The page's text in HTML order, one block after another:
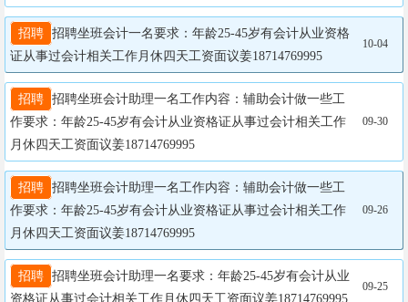
招聘 招聘坐班会计一名要求：年龄25-45岁有会计从业资格
证从事过会计相关工作月休四天工资面议姜18714769995
10-04
招聘 招聘坐班会计助理一名工作内容：辅助会计做一些工
作要求：年龄25-45岁有会计从业资格证从事过会计相关工作
月休四天工资面议姜18714769995
09-30
招聘 招聘坐班会计助理一名工作内容：辅助会计做一些工
作要求：年龄25-45岁有会计从业资格证从事过会计相关工作
月休四天工资面议姜18714769995
09-26
招聘 招聘坐班会计助理一名要求：年龄25-45岁有会计从业
资格证从事过会计相关工作月休四天工资面议姜18714769995
09-25